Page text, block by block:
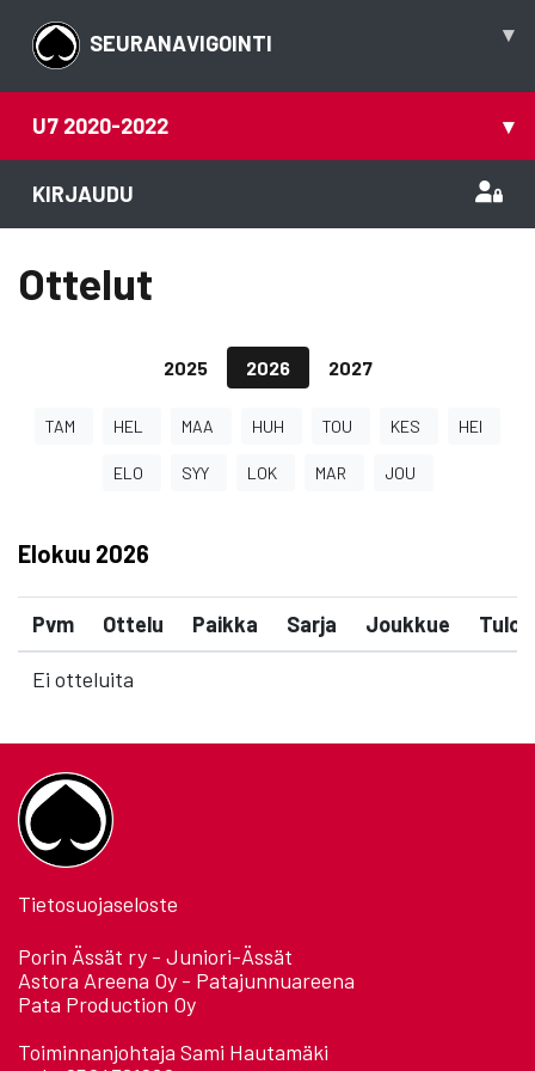
SEURANAVIGOINTI ▾
U7 2020-2022 ▾
KIRJAUDU
Ottelut
2025 2026 2027
TAM HEL MAA HUH TOU KES HEI
ELO SYY LOK MAR JOU
Elokuu 2026
Pvm Ottelu Paikka Sarja Joukkue Tulos
Ei otteluita
Tietosuojaseloste
Porin Ässät ry - Juniori-Ässät
Astora Areena Oy - Patajunnuareena
Pata Production Oy
Toiminnanjohtaja Sami Hautamäki